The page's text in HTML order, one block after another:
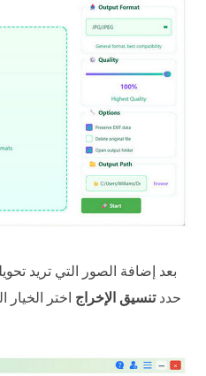
بعد إضافة الصور التي تريد
حددتنسيق الإخراج اختر الخيار